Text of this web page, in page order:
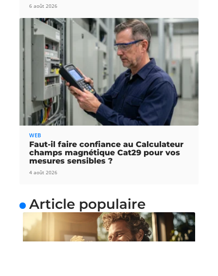
6 août 2026
WEB
Faut-il faire confiance au Calculateur
champs magnétique Cat29 pour vos
mesures sensibles ?
4 août 2026
Article populaire